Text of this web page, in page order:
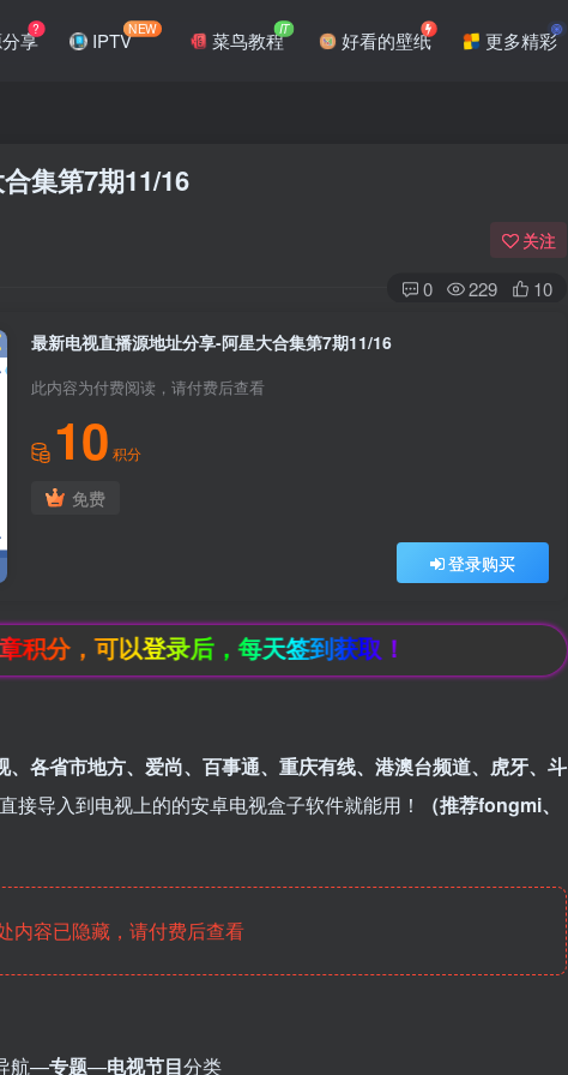
享
? IPTVNEW 菜鸟教程IT 好看的壁纸 更多精彩
集第7期11/16
关注
0 229 10
最新电视直播源地址分享-阿星大合集第7期11/16
此内容为付费阅读，请付费后查看
10 积分
免费
登录购买
可以登录后，每天签到获取！
、各省市地方、爱尚、百事通、重庆有线、港澳台频道、虎牙、斗
接导入到电视上的的安卓电视盒子软件就能用！
（推荐fongmi、
内容已隐藏，请付费后查看
航—专题—电视节目分类